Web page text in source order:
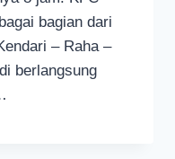
bagian dari
– Raha –
berlangsung